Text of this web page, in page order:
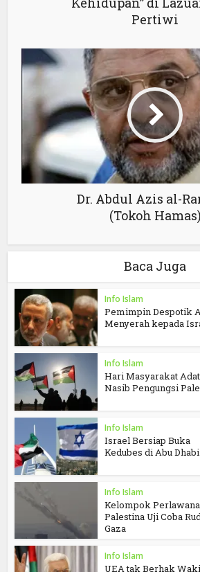
Pertiwi
Dr. Abdul Azis al-
(Tokoh Hamas)
Baca Juga
Info Islam
Pemimpin Despotik
Menyerah kepada
Info Islam
Hari Masyarakat
Nasib Pengungsi
Info Islam
Israel Bersiap Buka
Kedubes di Abu Dhabi
Info Islam
Kelompok
Palestina Uji Coba
Gaza
Info Islam
UEA tak Berhak